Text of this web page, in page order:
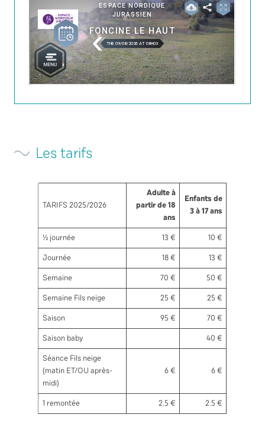
Les tarifs
TARIFS 2025/2026
Adulte à
partir de 18
ans
Enfants de
3 à 17 ans
½ journée 13 €
10 €
Journée
18 €
13 €
Semaine
70 €
50 €
Semaine Fils neige
25 €
25 €
Saison
95 €
70 €
Saison baby
40 €
Séance Fils neige
(matin ET/OU après-
midi)
6 € 6 €
1 remontée 2.5 € 2.5 €